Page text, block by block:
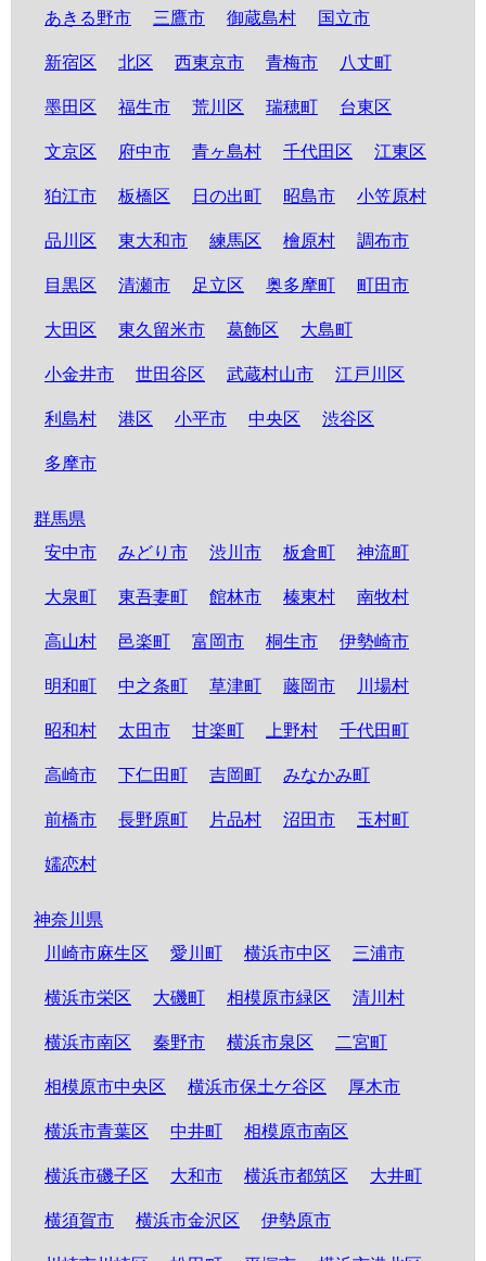
あきる野市 三鷹市 御蔵島村 国立市
新宿区 北区 西東京市 青梅市 八丈町
墨田区 福生市 荒川区 瑞穂町 台東区
文京区 府中市 青ヶ島村 千代田区 江東区
狛江市 板橋区 日の出町 昭島市 小笠原村
品川区 東大和市 練馬区 檜原村 調布市
目黒区 清瀬市 足立区 奥多摩町 町田市
大田区 東久留米市 葛飾区 大島町
小金井市 世田谷区 武蔵村山市 江戸川区
利島村 港区 小平市 中央区 渋谷区
多摩市
群馬県
安中市
みどり市 渋川市 板倉町 神流町
大泉町 東吾妻町 館林市 榛東村 南牧村
高山村 邑楽町 富岡市 桐生市 伊勢崎市
明和町 中之条町 草津町 藤岡市 川場村
昭和村 太田市 甘楽町 上野村 千代田町
高崎市 下仁田町 吉岡町 みなかみ町
前橋市 長野原町 片品村 沼田市 玉村町
嬬恋村
神奈川県
川崎市麻生区
愛川町 横浜市中区 三浦市
横浜市栄区 大磯町 相模原市緑区 清川村
横浜市南区 秦野市 横浜市泉区 二宮町
相模原市中央区 横浜市保土ケ谷区 厚木市
横浜市青葉区 中井町 相模原市南区
横浜市磯子区 大和市 横浜市都筑区 大井町
横須賀市 横浜市金沢区 伊勢原市